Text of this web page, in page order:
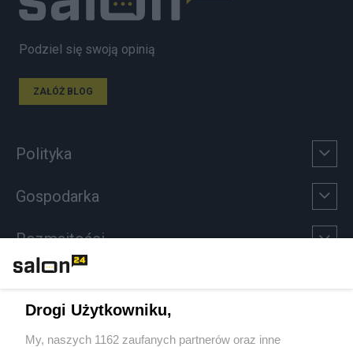
Podziel się swoją opinią
ZAŁÓŻ BLOG
Polityka
Gospodarka
Rozmaitości
Sport
Drogi Użytkowniku,
My, naszych 1162 zaufanych partnerów oraz inne